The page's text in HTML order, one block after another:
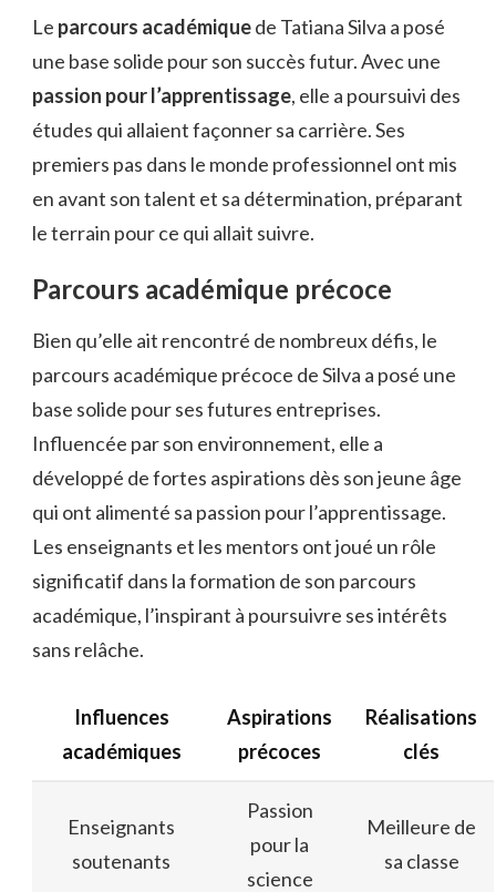
Le parcours académiquede Tatiana Silva a posé
une base solide pour son succès futur. Avec une
passion pour l’apprentissage, elle a poursuivi des
études qui allaient façonner sa carrière. Ses
premiers pas dans le monde professionnel ont mis
en avant son talent et sa détermination, préparant
le terrain pour ce qui allait suivre.
Parcours académique précoce
Bien qu’elle ait rencontré de nombreux défis, le
parcours académique précoce de Silva a posé une
base solide pour ses futures entreprises.
Influencée par son environnement, elle a
développé de fortes aspirations dès son jeune âge
qui ont alimenté sa passion pour l’apprentissage.
Les enseignants et les mentors ont joué un rôle
significatif dans la formation de son parcours
académique, l’inspirant à poursuivre ses intérêts
sans relâche.
Influences
académiques
Aspirations
précoces
Réalisations
clés
Enseignants
soutenants
Passion
pour la
science
Meilleure de
sa classe